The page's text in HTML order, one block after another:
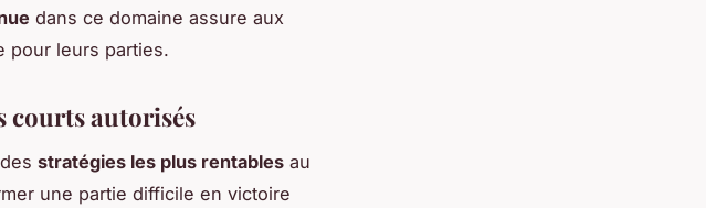
dans ce domaine assure aux
pour leurs parties.
courts autorisés
stratégies les plus rentables au
une partie difficile en victoire